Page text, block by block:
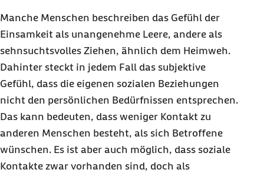
unternehmen
4. Zusammen in Bewegung kommen
5. Sich mit der Nachbarschaft vernetzen und
lokale Angebote nutzen
6. Engagiert gegen Einsamkeit: Das Ehrenamt
7. Miteinander kochen und essen
8. Musik, bitte
9. Eine Selbsthilfegruppe für einsame Menschen
finden
Manche Menschen beschreiben das Gefühl der
Einsamkeit als unangenehme Leere, andere als
sehnsuchtsvolles Ziehen, ähnlich dem Heimweh.
Dahinter steckt in jedem Fall das subjektive
Gefühl, dass die eigenen sozialen Beziehungen
nicht den persönlichen Bedürfnissen entsprechen.
Das kann bedeuten, dass weniger Kontakt zu
anderen Menschen besteht, als sich Betroffene
wünschen. Es ist aber auch möglich, dass soziale
Kontakte zwar vorhanden sind, doch als